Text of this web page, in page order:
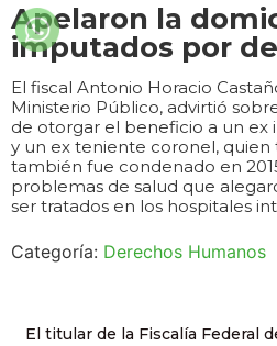
Apelaron la
imputados por
El fiscal Antonio Horacio
Ministerio Público, advirtió
de otorgar el beneficio a un ex
y un ex teniente coronel, quien
también fue condenado en
problemas de salud que
ser tratados en los hospitales
Categoría: Derechos Humanos
El titular de la Fiscalía Federal